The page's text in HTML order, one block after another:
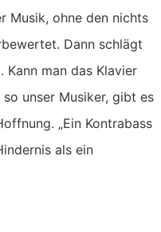
Musik, ohne den nichts
Dann schlägt
Kann man das Klavier
unser Musiker, gibt es
„Ein Kontrabass
als ein